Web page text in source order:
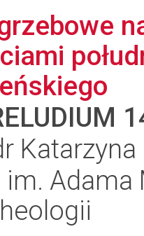
Katarzyna